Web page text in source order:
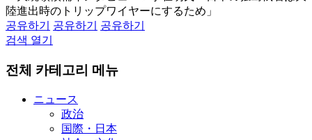
陸進出時のトリップワイヤーにするため」
공유하기
공유하기
공유하기
검색 열기
전체 카테고리 메뉴
ニュース
政治
国際・日本